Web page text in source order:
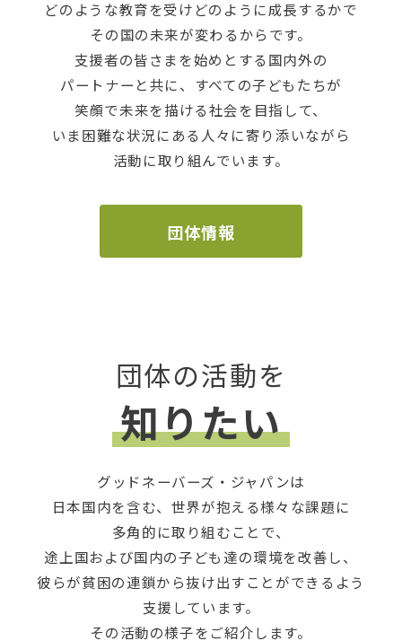
どのような教育を受けどのように成長するかで
その国の未来が変わるからです。
支援者の皆さまを始めとする国内外の
パートナーと共に、すべての子どもたちが
笑顔で未来を描ける社会を目指して、
いま困難な状況にある人々に寄り添いながら
活動に取り組んでいます。
団体情報
団体の活動を
知りたい
グッドネーバーズ・ジャパンは
日本国内を含む、世界が抱える様々な課題に
多角的に取り組むことで、
途上国および国内の子ども達の環境を改善し、
彼らが貧困の連鎖から抜け出すことができるよう
支援しています。
その活動の様子をご紹介します。